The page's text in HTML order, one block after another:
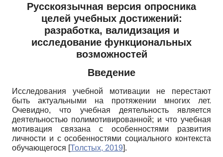
Русскоязычная версия опросника
целей учебных достижений:
разработка, валидизация и
исследование функциональных
возможностей
Введение
Исследования учебной мотивации не перестают
быть актуальными на протяжении многих лет.
Очевидно, что учебная деятельность является
деятельностью полимотивированной; и что учебная
мотивация связана с особенностями развития
личности и с особенностями социального контекста
обучающегося [Толстых, 2019].